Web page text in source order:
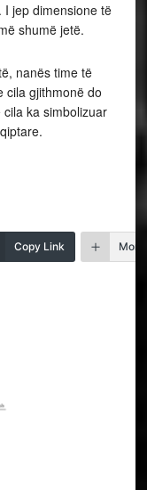
I jep dimensione të
shumë jetë.
nanës time të
cila gjithmonë do
ka simbolizuar
Copy Link More